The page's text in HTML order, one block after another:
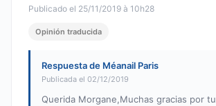
Publicado el 25/11/2019 à 10h28
Opinión traducida
Respuesta de Méanail Paris
Publicada el 02/12/2019
Querida Morgane,Muchas gracias por tu